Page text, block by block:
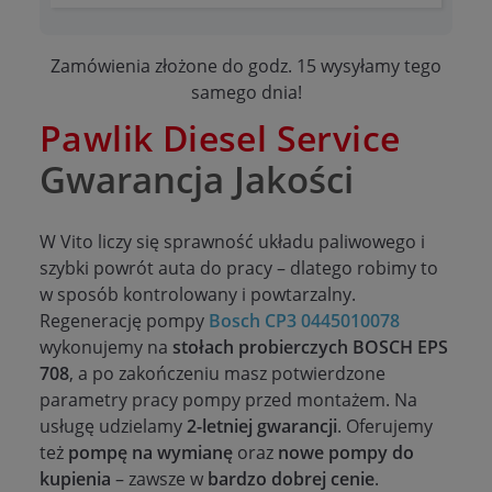
Zamówienia złożone do godz. 15 wysyłamy tego
samego dnia!
Pawlik Diesel Service
Gwarancja Jakości
W Vito liczy się sprawność układu paliwowego i
szybki powrót auta do pracy – dlatego robimy to
w sposób kontrolowany i powtarzalny.
Regenerację pompy Bosch CP3 0445010078
wykonujemy na stołach probierczych BOSCH EPS
708, a po zakończeniu masz potwierdzone
parametry pracy pompy przed montażem. Na
usługę udzielamy2-letniej gwarancji. Oferujemy
też pompę na wymianę oraz nowe pompy do
kupienia – zawsze w bardzo dobrej cenie.